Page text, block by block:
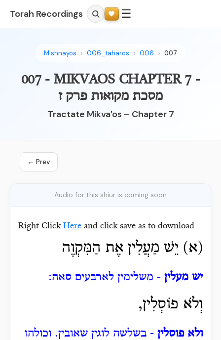
Torah Recordings ☰
Mishnayos 006_taharos 006 007
007 - MIKVAOS CHAPTER 7 -
מסכת מקואות פרק ז
Tractate Mikva'os – Chapter 7
← Prev
Audio for this shiur is coming soon
Right Click Here and click save as to download
(א) יֵשׁ מַעֲלִין אֶת הַמִּקְוֶה
יש מעלין - משלימין לארבעים סאה:
וְלֹא פוֹסְלִין,
ולא פוסלין - בשלשה לוגין שאובין. וכולהו